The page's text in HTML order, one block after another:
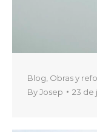
Blog Obras y
ByJosep 23 de